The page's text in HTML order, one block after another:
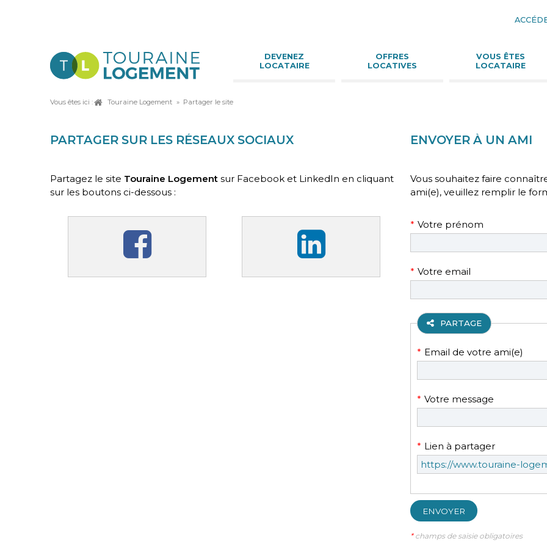
Aller
DEVENEZ
LOCATAIRE
OFFRES
LOCATIVES
VOUS ÊTES
LOCATAIRE
Vous êtes ici : Touraine Logement Partager le site
PARTAGE
PARTAGER SUR LES RÉSEAUX SOCIAUX
Partagez le site Touraine Logement sur Facebook et LinkedIn en cliquant
sur les boutons ci-dessous :
ENVOYER À UN AMI
Vous souhaitez faire
ami(e), veuillez remplir le
Champ
obligatoire
Votre prénom
*
Champ
obligatoire
Votre email
*
PARTAGE
Champ
obligatoire
Email de votre ami(e)
*
Champ
obligatoire
Votre message
*
Champ
obligatoire
Lien à partager
*
ENVOYER
*champs de saisie obligatoires